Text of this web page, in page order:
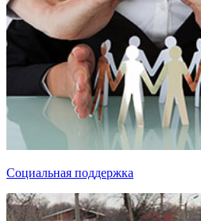
Социальная поддержка